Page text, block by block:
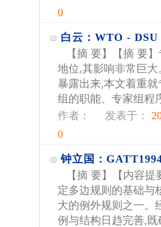
0
白云：WTO -
【摘 要】【摘 要
地位,其影响非常巨
暴露出来,本文着重
组的职能、专家组程
作者：
发表于：
0
钟立国：
【摘 要】【内容
定多边规则的基础与
大的例外规则之一。
例与结构日趋完善,